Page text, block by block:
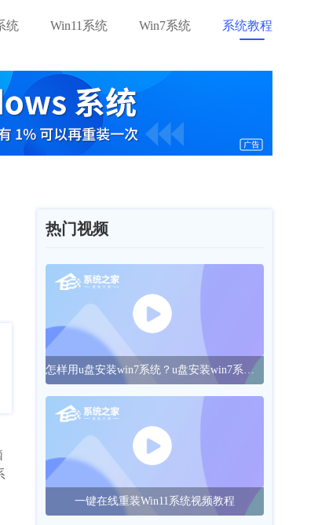
统 Win11系统 Win7系统 系统教程
热门视频
怎样用u盘安装win7系统？u盘安装win7系统的操作方法
一键在线重装Win11系统视频教程